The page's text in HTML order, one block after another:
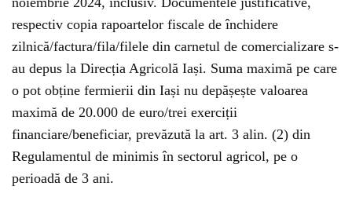
respectiv copia rapoartelor fiscale de închidere
zilnică/factura/fila/filele din carnetul de comercializare s-
au depus la Direcția Agricolă Iași. Suma maximă pe care
o pot obține fermierii din Iași nu depășește valoarea
maximă de 20.000 de euro/trei exerciții
financiare/beneficiar, prevăzută la art. 3 alin. (2) din
Regulamentul de minimis în sectorul agricol, pe o
perioadă de 3 ani.